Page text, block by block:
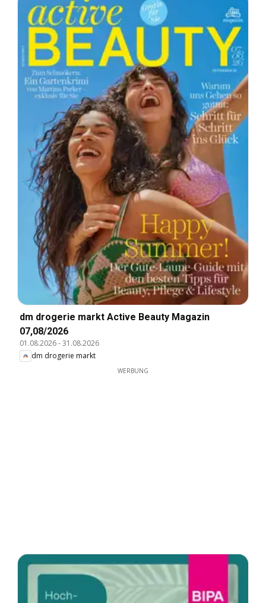
dm drogerie markt Active Beauty Magazin
07,08/2026
01.08.2026-31.08.2026
dm drogerie markt
WERBUNG